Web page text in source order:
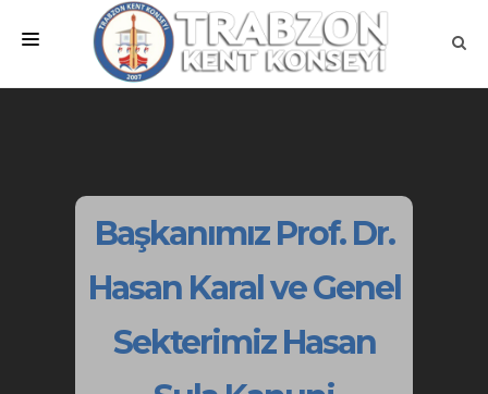
MEVZUATLAR
ÇALIŞMA GRUPLARI
Başkanımız Prof. Dr.
Hasan Karal ve Genel
Sekterimiz Hasan